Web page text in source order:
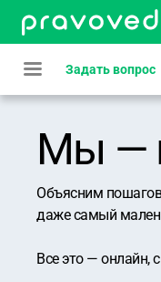
Задать вопрос
Мы —
Объясним
даже самый
Все это — онлайн,